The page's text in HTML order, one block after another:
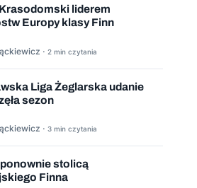
liderem
Europy klasy Finn
· 2 min czytania
Liga Żeglarska udanie
sezon
· 3 min czytania
stolicą
Finna